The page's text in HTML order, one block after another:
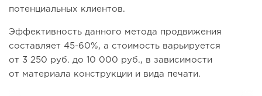
потенциальных клиентов.
Эффективность данного метода продвижения
составляет 45-60%, а стоимость варьируется
от 3 250 руб. до 10 000 руб., в зависимости
от материала конструкции и вида печати.